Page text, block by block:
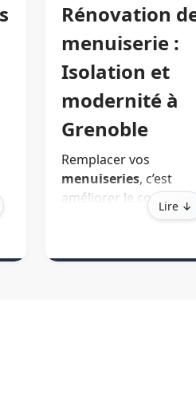
Rénovation
menuiserie :
Isolation et
modernité à
Grenoble
Remplacer vos
menuiseries, c’est
améliorer le confort
logement.
Lire ↓